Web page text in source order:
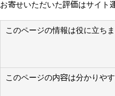
お寄せいただいた評価はサイト
このページの情報は役に立ち
このページの内容は分かりや